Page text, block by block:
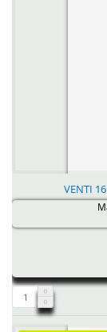
VENTI